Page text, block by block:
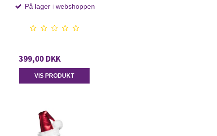
På lager i webshoppen
399,00 DKK
VIS PRODUKT